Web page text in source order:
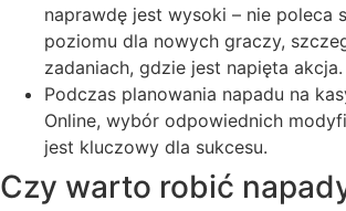
naprawdę jest wysoki – nie poleca
poziomu dla nowych graczy,
zadaniach, gdzie jest napięta akcja.
Podczas planowania napadu na
Online, wybór odpowiednich
jest kluczowy dla sukcesu.
Czy warto robić